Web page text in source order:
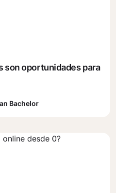
son oportunidades para
Bachelor